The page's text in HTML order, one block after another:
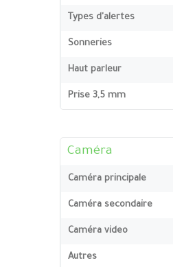
Types d'alertes
Sonneries
Haut parleur
Prise 3,5 mm
Caméra
Caméra principale
Caméra secondaire
Caméra video
Autres